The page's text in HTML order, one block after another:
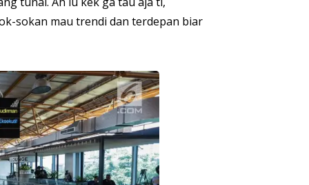
sokan mau trendi dan terdepan biar